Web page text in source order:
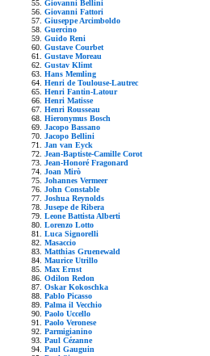
Giovanni Bellini
Giovanni Fattori
Giuseppe Arcimboldo
Guercino
Guido Reni
Gustave Courbet
Gustave Moreau
Gustav Klimt
Hans Memling
Henri de Toulouse-Lautrec
Henri Fantin-Latour
Henri Matisse
Henri Rousseau
Hieronymus Bosch
Jacopo Bassano
Jacopo Bellini
Jan van Eyck
Jean-Baptiste-Camille Corot
Jean-Honoré Fragonard
Joan Mirò
Johannes Vermeer
John Constable
Joshua Reynolds
Jusepe de Ribera
Leone Battista Alberti
Lorenzo Lotto
Luca Signorelli
Masaccio
Matthias Gruenewald
Maurice Utrillo
Max Ernst
Odilon Redon
Oskar Kokoschka
Pablo Picasso
Palma il Vecchio
Paolo Uccello
Paolo Veronese
Parmigianino
Paul Cézanne
Paul Gauguin